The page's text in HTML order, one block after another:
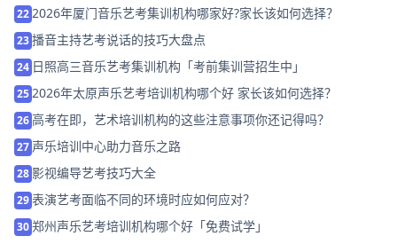
222026年厦门音乐艺考集训机构哪家好?家长该如何选择？
23播音主持艺考说话的技巧大盘点
24 日照高三音乐艺考集训机构「考前集训营招生中」
252026年太原声乐艺考培训机构哪个好 家长该如何选择？
26高考在即，艺术培训机构的这些注意事项你还记得吗？
27 声乐培训中心助力音乐之路
28 影视编导艺考技巧大全
29表演艺考面临不同的环境时应如何应对？
30郑州声乐艺考培训机构哪个好「免费试学」